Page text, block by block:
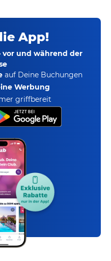
App!
vor und während der
auf Deine Buchungen
Werbung
griffbereit